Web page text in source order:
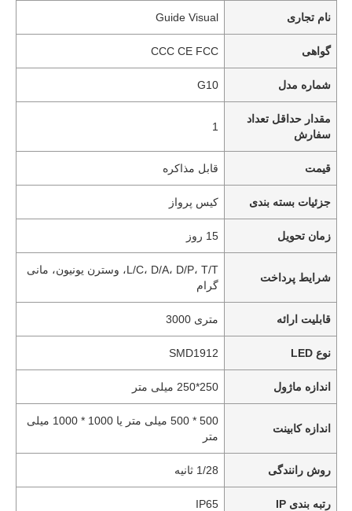
نام تجاری Guide Visual
گواهی CCC CE FCC
شماره مدل G10
مقدار حداقل تعداد
سفارش
1
قیمت قابل مذاکره
جزئیات بسته بندی کیس پرواز
زمان تحویل 15 روز
شرایط پرداخت
L/C، D/A، D/P، T/T، وسترن یونیون، مانی
گرام
قابلیت ارائه متری 3000
نوع LED SMD1912
اندازه ماژول 250*250 میلی متر
اندازه کابینت
500 * 500 میلی متر یا 1000 * 1000 میلی
متر
روش رانندگی 1/28 ثانیه
رتبه بندی IP IP65